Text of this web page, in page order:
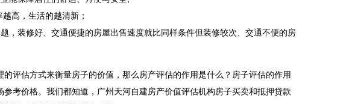
高，生活的越清新；
，装修好、交通便捷的房屋出售速度就比同样条件但装修较次、交通不便的房
评估方式来衡量房子的价值，那么房产评估的作用是什么？房子评估的作用
考价格。我们都知道， 广州天河自建房产价值评估机构房子买卖和抵押贷款